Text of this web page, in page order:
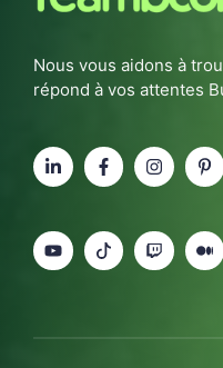
Nous vous aidons à
répond à vos attentes